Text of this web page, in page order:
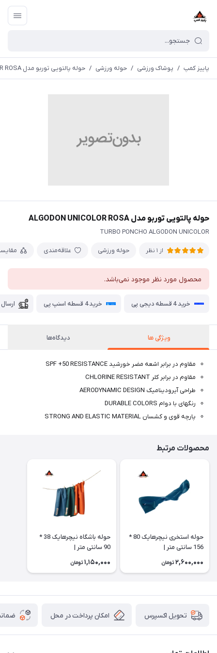
پاییز کمپ / پوشاک ورزشی / حوله ورزشی / حوله پالتویی توربو مدل ALGODON UNICOLOR ROSA
حوله پالتویی توربو مدل ALGODON UNICOLOR ROSA
TURBO PONCHO ALGODON UNICOLOR
از 1 نظر حوله ورزشی علاقه‌مندی
محصول مورد نظر موجود نمی‌باشد.
خرید 4 قسطه دیجی پی خرید 4 قسطه اسنپ پی
ویژگی ها دیدگاه‌ها
مقاوم در برابر اشعه مضر خورشید SPF +50 RESISTANCE
مقاوم در برابر کلر CHLORINE RESISTANT
طراحی آیرودینامیک AERODYNAMIC DESIGN
رنگهای با دوام DURABLE COLORS
پارچه قوی و کشسان STRONG AND ELASTIC MATERIAL
محصولات مرتبط
حوله استخری نیچرهایک 80 *
156 سانتی متر |
CNK2300SS010
2,600,000 تومان
حوله باشگاه نیچرهایک 38 *
90 سانتی متر |
CNK2300SS010
1,150,000 تومان
تحویل اکسپرس امکان پرداخت در محل